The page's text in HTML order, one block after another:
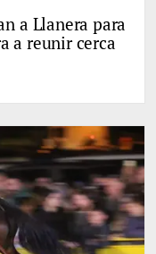
a Llanera para
a reunir cerca